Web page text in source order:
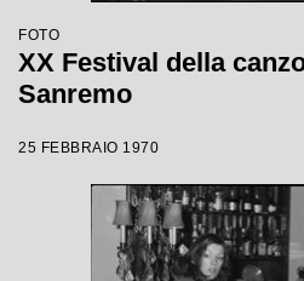
FOTO
XX Festival della
Sanremo
25 FEBBRAIO 1970